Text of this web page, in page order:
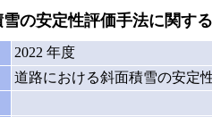
の安定性評価手法に関す
2022 年度
道路における斜面積雪の安定